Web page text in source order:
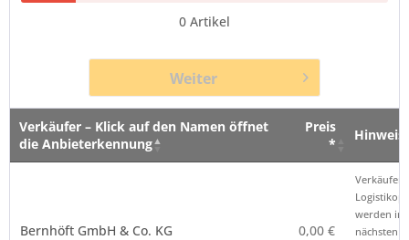
0 Artikel
Weiter
Verkäufer – Klick auf den Namen öffnet
die Anbieterkennung
Preis
*
Hinweis
Bernhöft GmbH & Co. KG 0,00 €
Verkäufer
werden im
nächsten